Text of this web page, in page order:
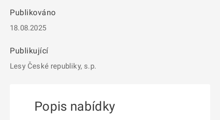
Publikováno
18.08.2025
Publikující
Lesy České republiky, s.p.
Popis nabídky